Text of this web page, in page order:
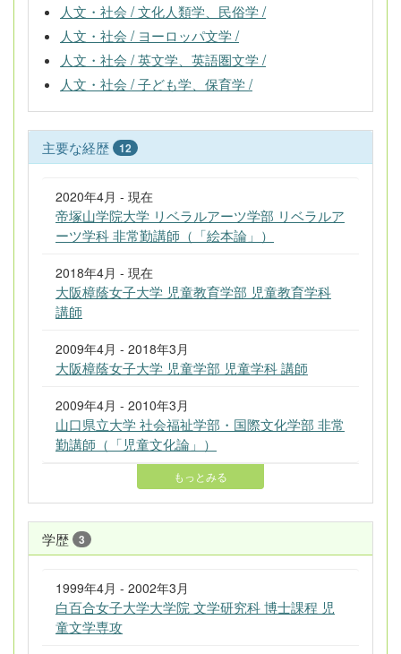
人文・社会 / 文化人類学、民俗学 /
人文・社会 / ヨーロッパ文学 /
人文・社会 / 英文学、英語圏文学 /
人文・社会 / 子ども学、保育学 /
主要な経歴 12
2020年4月 - 現在
帝塚山学院大学 リベラルアーツ学部 リベラルア
ーツ学科 非常勤講師（「絵本論」）
2018年4月 - 現在
大阪樟蔭女子大学 児童教育学部 児童教育学科
講師
2009年4月 - 2018年3月
大阪樟蔭女子大学 児童学部 児童学科 講師
2009年4月 - 2010年3月
山口県立大学 社会福祉学部・国際文化学部 非常
勤講師（「児童文化論」）
もっとみる
学歴 3
1999年4月 - 2002年3月
白百合女子大学大学院 文学研究科 博士課程 児
童文学専攻